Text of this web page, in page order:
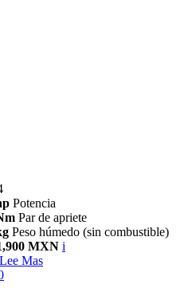
Potencia
Par de apriete
Peso húmedo (sin combustible)
MXN i
Lee Mas